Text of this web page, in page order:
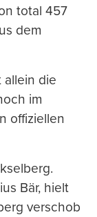
total 457
dem
allein die
im
offiziellen
Bär, hielt
verschob